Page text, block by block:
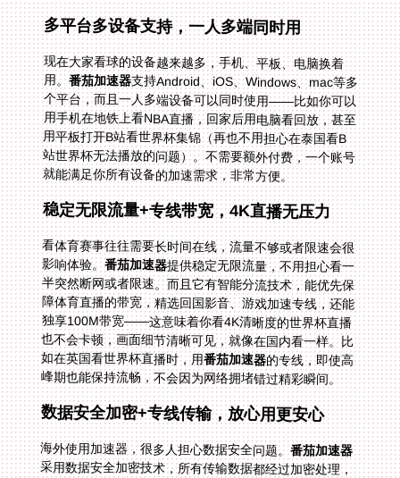
多平台多设备支持，一人多端同时用
现在大家看球的设备越来越多，手机、平板、电脑换着
用。番茄加速器支持Android、iOS、Windows、mac等多
个平台，而且一人多端设备可以同时使用——比如你可以
用手机在地铁上看NBA直播，回家后用电脑看回放，甚至
用平板打开B站看世界杯集锦（再也不用担心在泰国看B
站世界杯无法播放的问题）。不需要额外付费，一个账号
就能满足你所有设备的加速需求，非常方便。
稳定无限流量+专线带宽，4K直播无压力
看体育赛事往往需要长时间在线，流量不够或者限速会很
影响体验。番茄加速器提供稳定无限流量，不用担心看一
半突然断网或者限速。而且它有智能分流技术，能优先保
障体育直播的带宽，精选回国影音、游戏加速专线，还能
独享100M带宽——这意味着你看4K清晰度的世界杯直播
也不会卡顿，画面细节清晰可见，就像在国内看一样。比
如在英国看世界杯直播时，用番茄加速器的专线，即使高
峰期也能保持流畅，不会因为网络拥堵错过精彩瞬间。
数据安全加密+专线传输，放心用更安心
海外使用加速器，很多人担心数据安全问题。番茄加速器
采用数据安全加密技术，所有传输数据都经过加密处理，
而且用专线传输，避免数据泄露。比如你在公共WiFi环境